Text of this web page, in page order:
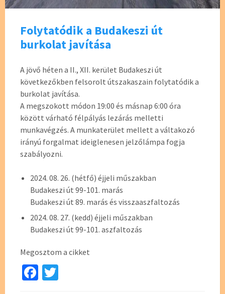
Folytatódik a Budakeszi út
burkolat javítása
A jövő héten a II., XII. kerület Budakeszi út
következőkben felsorolt útszakaszain folytatódik a
burkolat javítása.
A megszokott módon 19:00 és másnap 6:00 óra
között várható félpályás lezárás melletti
munkavégzés. A munkaterület mellett a váltakozó
irányú forgalmat ideiglenesen jelzőlámpa fogja
szabályozni.
2024. 08. 26. (hétfő) éjjeli műszakban
Budakeszi út 99-101. marás
Budakeszi út 89. marás és visszaaszfaltozás
2024. 08. 27. (kedd) éjjeli műszakban
Budakeszi út 99-101. aszfaltozás
Megosztom a cikket
Fa